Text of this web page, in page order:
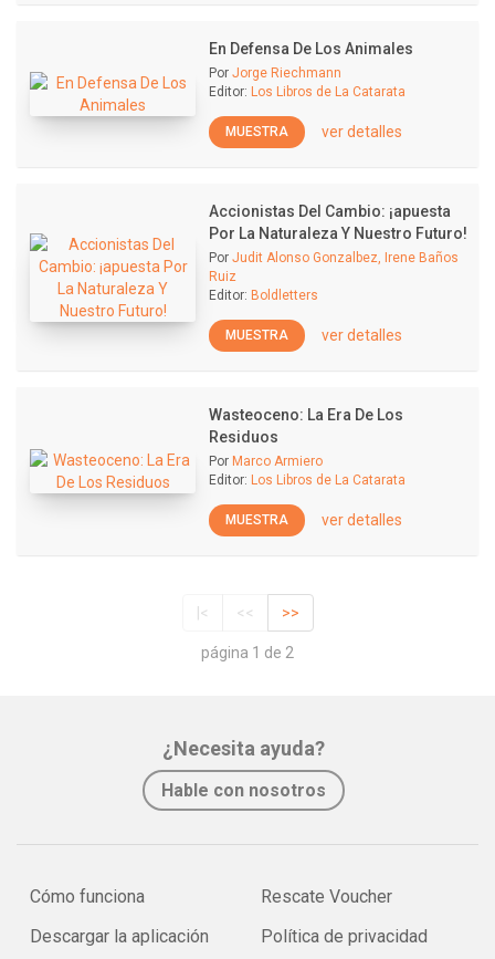
En Defensa De Los Animales
Por Jorge Riechmann
Editor: Los Libros de La Catarata
MUESTRA ver detalles
Accionistas Del Cambio: ¡apuesta
Por La Naturaleza Y Nuestro Futuro!
Por Judit Alonso Gonzalbez, Irene Baños
Ruiz
Editor: Boldletters
MUESTRA ver detalles
Wasteoceno: La Era De Los
Residuos
Por Marco Armiero
Editor: Los Libros de La Catarata
MUESTRA ver detalles
|< << >>
página 1 de 2
¿Necesita ayuda?
Hable con nosotros
Cómo funciona
Descargar la aplicación
Rescate Voucher
Política de privacidad